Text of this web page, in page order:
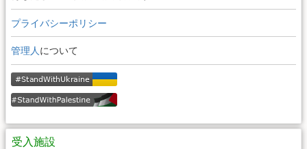
プライバシーポリシー
管理人 について
受入施設